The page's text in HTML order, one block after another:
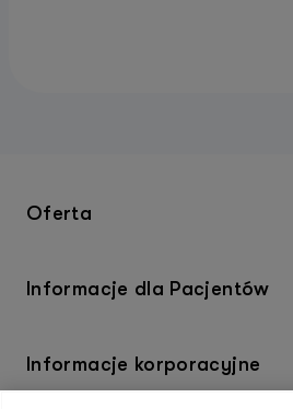
Oferta
Informacje dla Pacjentów
Informacje korporacyjne